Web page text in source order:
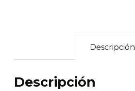
Descripción
Descripción